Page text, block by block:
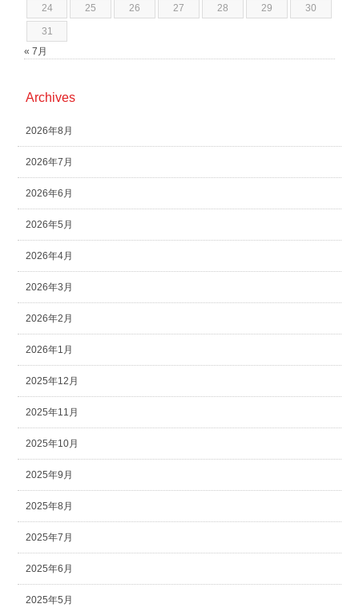
24 25 26 27 28 29 30
31
« 7月
Archives
2026年8月
2026年7月
2026年6月
2026年5月
2026年4月
2026年3月
2026年2月
2026年1月
2025年12月
2025年11月
2025年10月
2025年9月
2025年8月
2025年7月
2025年6月
2025年5月